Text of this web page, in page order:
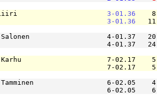
Tero Liiri
3-01.36
3-01.36
4-01.37
4-01.37
Karhu                     7-02.17
7-02.17
6-02.05
6-02.05